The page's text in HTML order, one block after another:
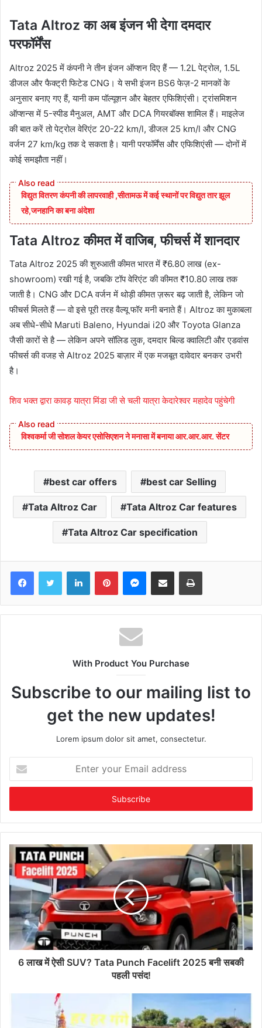
Tata Altroz का अब इंजन भी देगा दमदार
परफॉर्मेंस
Altroz 2025 में कंपनी ने तीन इंजन ऑप्शन दिए हैं — 1.2L पेट्रोल, 1.5L
डीजल और फैक्ट्री फिटेड CNG। ये सभी इंजन BS6 फेज़-2 मानकों के
अनुसार बनाए गए हैं, यानी कम पॉल्यूशन और बेहतर एफिशिएंसी। ट्रांसमिशन
ऑप्शन्स में 5-स्पीड मैनुअल, AMT और DCA गियरबॉक्स शामिल हैं। माइलेज
की बात करें तो पेट्रोल वेरिएंट 20-22 km/l, डीजल 25 km/l और CNG
वर्जन 27 km/kg तक दे सकता है। यानी परफॉर्मेंस और एफिशिएंसी — दोनों में
कोई समझौता नहीं।
विद्युत वितरण कंपनी की लापरवाही ,सीतामऊ में कई स्थानों पर विद्युत तार झूल
रहे,जनहानि का बना अंदेशा
Tata Altroz कीमत में वाजिब, फीचर्स में शानदार
Tata Altroz 2025 की शुरुआती कीमत भारत में ₹6.80 लाख (ex-
showroom) रखी गई है, जबकि टॉप वेरिएंट की कीमत ₹10.80 लाख तक
जाती है। CNG और DCA वर्जन में थोड़ी कीमत ज़रूर बढ़ जाती है, लेकिन जो
फीचर्स मिलते हैं — वो इसे पूरी तरह वैल्यू फॉर मनी बनाते हैं। Altroz का मुकाबला
अब सीधे-सीधे Maruti Baleno, Hyundai i20 और Toyota Glanza
जैसी कारों से है — लेकिन अपने सॉलिड लुक, दमदार बिल्ड क्वालिटी और एडवांस
फीचर्स की वजह से Altroz 2025 बाज़ार में एक मजबूत दावेदार बनकर उभरी
है।
शिव भक्त द्वारा कावड़ यात्रा मिंडा जी से चली यात्रा केदारेश्वर महादेव पहुंचेगी
विश्वकर्मा जी सोशल केयर एसोसिएशन ने मनासा में बनाया आर.आर.आर. सेंटर
best car offers best car Selling
Tata Altroz Car Tata Altroz Car features
Tata Altroz Car specification
FacebookTwitter LinkedInPinterestMessenger
Share via Email Print
With Product You Purchase
Subscribe to our mailing list to
get the new updates!
Lorem ipsum dolor sit amet, consectetur.
your
Email
6 लाख में ऐसी SUV? Tata Punch Facelift 2025 बनी सबकी
पहली पसंद!